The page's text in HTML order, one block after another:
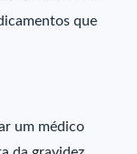
que
um médico